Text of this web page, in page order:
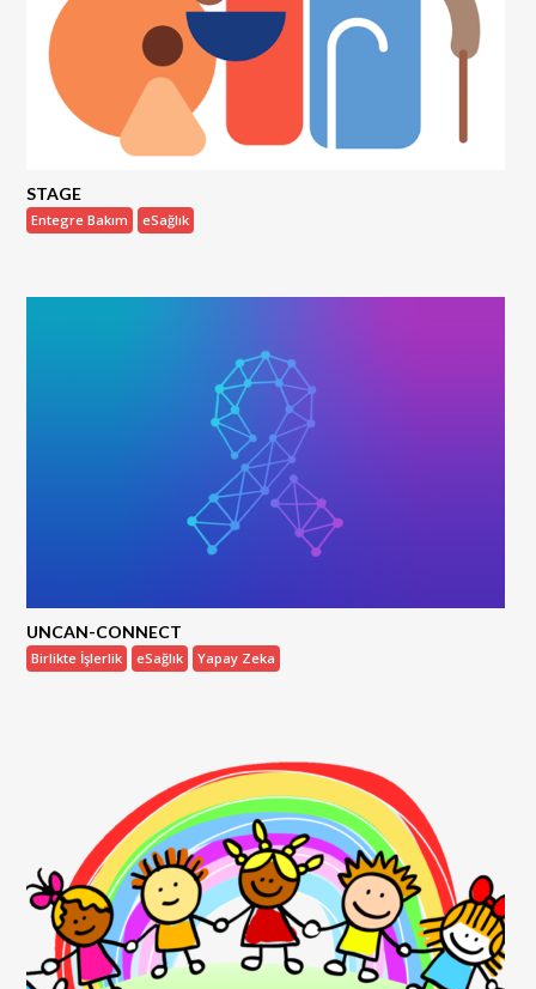
STAGE
Entegre Bakım eSağlık
UNCAN-CONNECT
Birlikte İşlerlik eSağlık Yapay Zeka